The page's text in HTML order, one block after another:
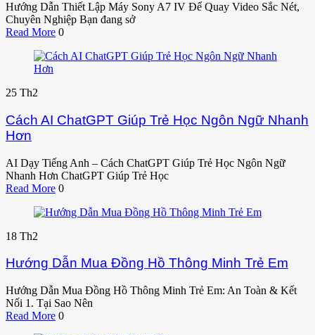
Hướng Dẫn Thiết Lập Máy Sony A7 IV Để Quay Video Sắc Nét,
Chuyên Nghiệp Bạn đang sở
Read More 0
25 Th2
Cách AI ChatGPT Giúp Trẻ Học Ngôn Ngữ Nhanh
Hơn
AI Dạy Tiếng Anh – Cách ChatGPT Giúp Trẻ Học Ngôn Ngữ
Nhanh Hơn ChatGPT Giúp Trẻ Học
Read More 0
18 Th2
Hướng Dẫn Mua Đồng Hồ Thông Minh Trẻ Em
Hướng Dẫn Mua Đồng Hồ Thông Minh Trẻ Em: An Toàn & Kết
Nối 1. Tại Sao Nên
Read More 0